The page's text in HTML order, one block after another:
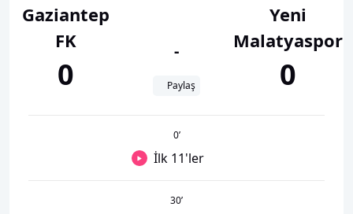
Gaziantep
FK
0
-
Paylaş
Yeni
Malatyaspor
0
0’
İlk 11'ler
30’